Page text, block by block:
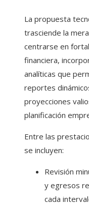
La propuesta
trasciende la
centrarse en
financiera,
analíticas que
reportes
proyecciones
planificación
Entre las
se incluyen:
Revisión
y egresos
cada